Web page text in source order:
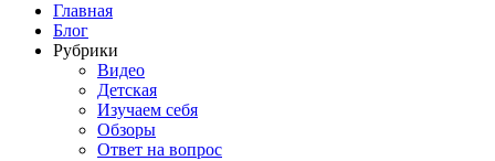
Главная
Блог
Рубрики
Видео
Детская
Изучаем себя
Обзоры
Ответ на вопрос